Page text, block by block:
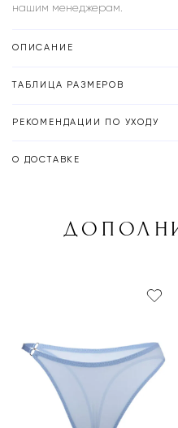
нашим менеджерам.
ОПИСАНИЕ
ТАБЛИЦА РАЗМЕРОВ
РЕКОМЕНДАЦИИ ПО УХОДУ
О ДОСТАВКЕ